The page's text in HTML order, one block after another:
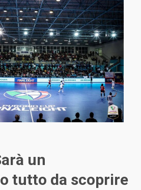
un
tutto da scoprire